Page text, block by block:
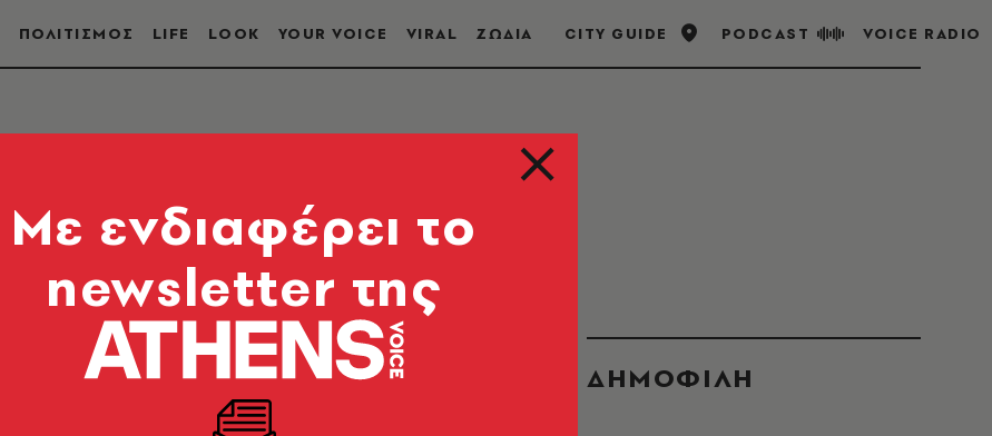
ΠΟΛΙΤΙΣΜΟΣ LIFE LOOK YOUR VOICE VIRAL ΖΩΔΙΑ CITY GUIDE PODCAST VOICE RADIO
ΔΗΜΟΦΙΛΗ
Mε ενδιαφέρει το
newsletter της